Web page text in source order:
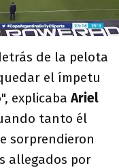
de la pelota
el ímpetu
explicabaAriel
tanto él
sorprendieron
allegados por